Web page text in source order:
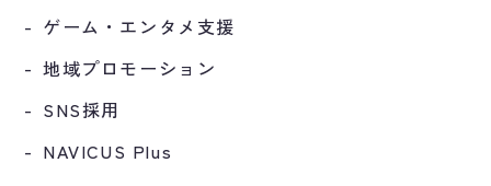
ゲーム・エンタメ支援
地域プロモーション
SNS採用
NAVICUS Plus